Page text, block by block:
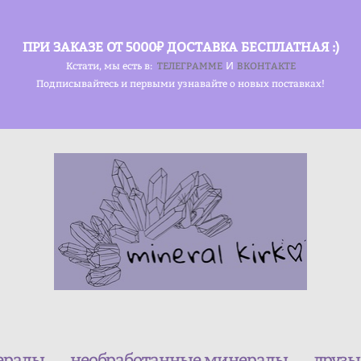
ПРИ ЗАКАЗЕ ОТ 5000₽ ДОСТАВКА БЕСПЛАТНАЯ :)
Кстати, мы есть в: ТЕЛЕГРАММЕи ВКОНТАКТЕ
Подписывайтесь и первыми узнавайте о новых поставках!